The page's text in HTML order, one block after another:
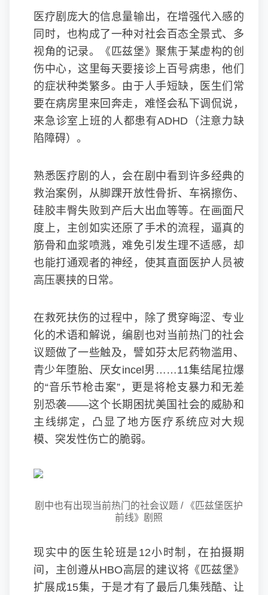
医疗剧庞大的信息量输出，在增强代入感的
同时，也构成了一种对社会百态全景式、多
视角的记录。《匹兹堡》聚焦于某虚构的创
伤中心，这里每天要接诊上百号病患，他们
的症状种类繁多。由于人手短缺，医生们常
要在病房里来回奔走，难怪会私下调侃说，
来急诊室上班的人都患有ADHD（注意力缺
陷障碍）。
熟悉医疗剧的人，会在剧中看到许多经典的
救治案例，从脚踝开放性骨折、车祸擦伤、
硅胶丰臀失败到产后大出血等等。在画面尺
度上，主创如实还原了手术的流程，逼真的
筋骨和血浆喷溅，难免引发生理不适感，却
也能打通观者的神经，使其直面医护人员被
高压裹挟的日常。
在救死扶伤的过程中，除了贯穿晦涩、专业
化的术语和解说，编剧也对当前热门的社会
议题做了一些触及，譬如芬太尼药物滥用、
青少年堕胎、厌女incel男……11集结尾拉爆
的“音乐节枪击案”，更是将枪支暴力和无差
别恐袭——这个长期困扰美国社会的威胁和
主线绑定，凸显了地方医疗系统应对大规
模、突发性伤亡的脆弱。
剧中也有出现当前热门的社会议题 / 《匹兹堡医护
前线》剧照
现实中的医生轮班是12小时制，在拍摄期
间，主创遵从HBO高层的建议将《匹兹堡》
扩展成15集，于是才有了最后几集残酷、让